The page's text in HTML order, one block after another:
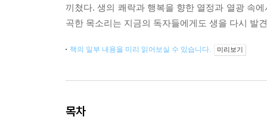
끼쳤다. 생의 쾌락과 행복을 향한 열정과 열광 속
곡한 목소리는 지금의 독자들에게도 생을 다시 발
책의 일부 내용을 미리 읽어보실 수 있습니다. 미리보기
목차